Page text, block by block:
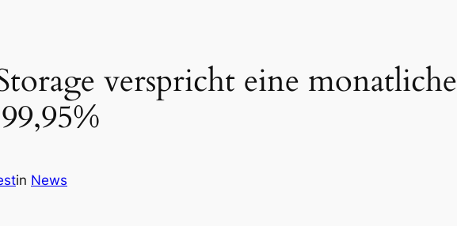
verspricht eine monatliche
in News